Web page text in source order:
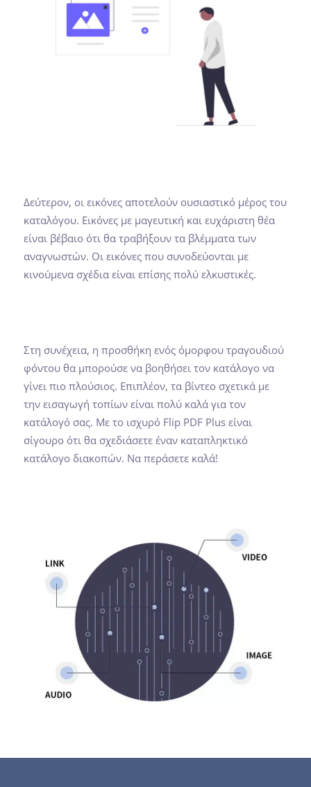
Δεύτερον, οι εικόνες αποτελούν ουσιαστικό μέρος του
καταλόγου. Εικόνες με μαγευτική και ευχάριστη θέα
είναι βέβαιο ότι θα τραβήξουν τα βλέμματα των
αναγνωστών. Οι εικόνες που συνοδεύονται με
κινούμενα σχέδια είναι επίσης πολύ ελκυστικές.
Στη συνέχεια, η προσθήκη ενός όμορφου τραγουδιού
φόντου θα μπορούσε να βοηθήσει τον κατάλογο να
γίνει πιο πλούσιος. Επιπλέον, τα βίντεο σχετικά με
την εισαγωγή τοπίων είναι πολύ καλά για τον
κατάλογό σας. Με το ισχυρό Flip PDF Plus είναι
σίγουρο ότι θα σχεδιάσετε έναν καταπληκτικό
κατάλογο διακοπών. Να περάσετε καλά!